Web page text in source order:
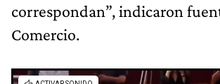
correspondan”, indicaron
Comercio.